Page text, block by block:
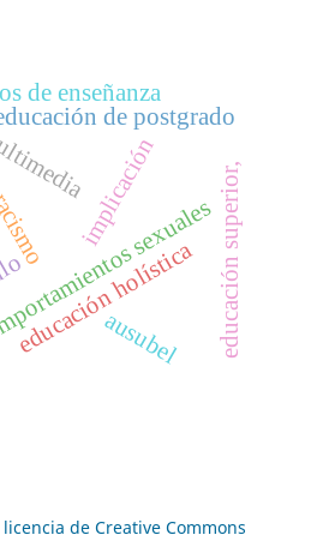
implicación
sexuales
educación holística educación superior,
de postgrado
de enseñanza
ausubel
licencia de Creative Commons